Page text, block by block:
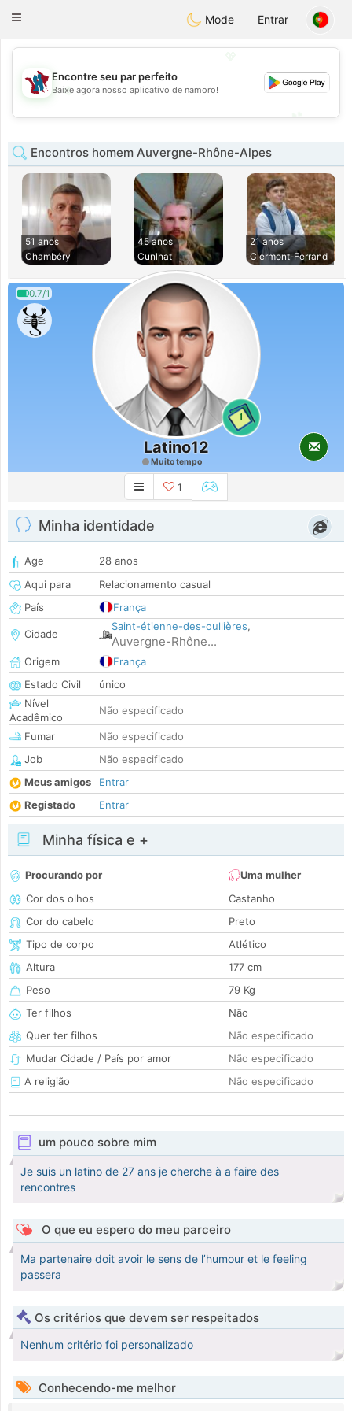
Taimerais
Toggle
Mode Entrar
💖
💕
Encontre seu par perfeito
Baixe agora nosso aplicativo de namoro!
Encontros homem Auvergne-Rhône-Alpes
51 anos
Chambéry
45 anos
Cunlhat
21 anos
Clermont-Ferrand
0.7/1
1
Latino12
Muito tempo
1
Minha identidade
Age
28 anos
Aqui para
Relacionamento casual
País
França
Cidade
Saint-étienne-des-oullières,
Auvergne-Rhône...
Origem
França
Estado Civil
único
Nível
Acadêmico
Não especificado
Fumar
Não especificado
Job
Não especificado
Meus amigos
Entrar
Registado
Entrar
Minha física e +
Procurando por
Uma mulher
Cor dos olhos
Castanho
Cor do cabelo
Preto
Tipo de corpo
Atlético
Altura
177 cm
Peso
79 Kg
Ter filhos
Não
Quer ter filhos
Não especificado
Mudar Cidade / País por amor
Não especificado
A religião
Não especificado
um pouco sobre mim
Je suis un latino de 27 ans je cherche à a faire des
rencontres
O que eu espero do meu parceiro
Ma partenaire doit avoir le sens de l’humour et le feeling
passera
Os critérios que devem ser respeitados
Nenhum critério foi personalizado
Conhecendo-me melhor